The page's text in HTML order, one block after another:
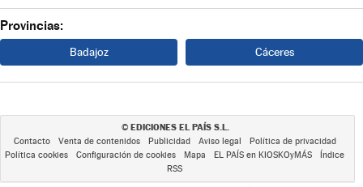
Provincias:
Badajoz Cáceres
© EDICIONES EL PAÍS S.L.
Contacto Venta de contenidos Publicidad Aviso legal
Política de privacidad
Política cookies
Configuración de cookies Mapa EL PAÍS en KIOSKOyMÁS
Índice
RSS